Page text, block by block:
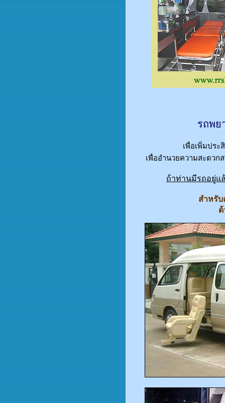
รถพย
เพื่อเพิ่มประ
เพื่ออำนวยความสะดวก
ถ้าท่านมีรถอยู่แ
สำหรั